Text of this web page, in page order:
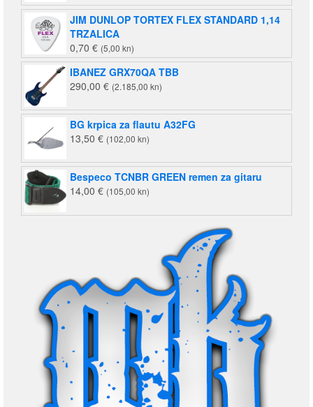
JIM DUNLOP TORTEX FLEX STANDARD 1,14
TRZALICA
0,70 € (5,00 kn)
IBANEZ GRX70QA TBB
290,00 € (2.185,00 kn)
BG krpica za flautu A32FG
13,50 € (102,00 kn)
Bespeco TCNBR GREEN remen za gitaru
14,00 € (105,00 kn)